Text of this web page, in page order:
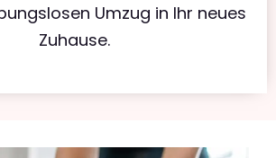
Umzug in Ihr neues
Zuhause.